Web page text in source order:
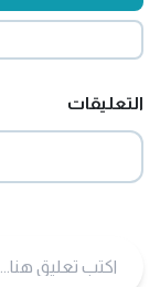
التعليقات